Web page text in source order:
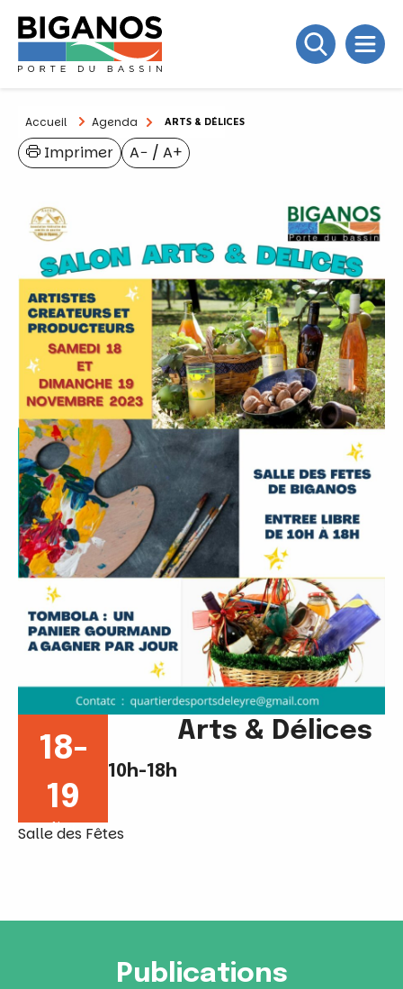
Accueil Agenda ARTS & DÉLICES
A− / A+
Imprimer
18-
19
Nov
10h-18h
Arts & Délices
Salle des Fêtes
Publications